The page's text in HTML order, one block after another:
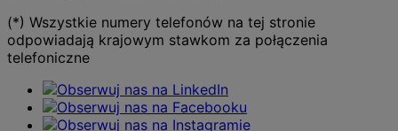
(*) Wszystkie numery telefonów na tej stronie
odpowiadają krajowym stawkom za połączenia
telefoniczne